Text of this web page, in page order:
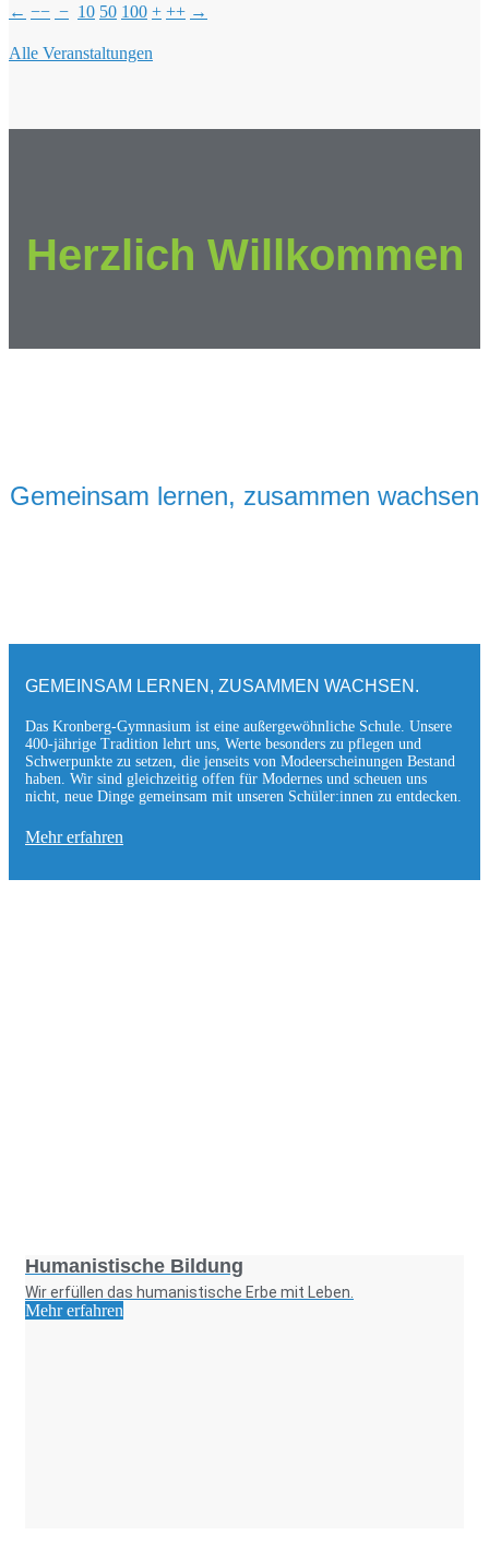
← −− − 10 50 100 + ++ →
Alle Veranstaltungen
Herzlich Willkommen
Gemeinsam lernen, zusammen wachsen
GEMEINSAM LERNEN, ZUSAMMEN WACHSEN.
Das Kronberg-Gymnasium ist eine außergewöhnliche Schule. Unsere
400-jährige Tradition lehrt uns, Werte besonders zu pflegen und
Schwerpunkte zu setzen, die jen­seits von Modeerscheinungen Be­stand
haben. Wir sind gleichzeitig offen für Modernes und scheuen uns
nicht, neue Dinge gemeinsam mit unseren Schüler:innen zu entde­cken.
Mehr erfahren
Humanistische Bildung
Wir erfüllen das humanistische Erbe mit Leben.
Mehr erfahren